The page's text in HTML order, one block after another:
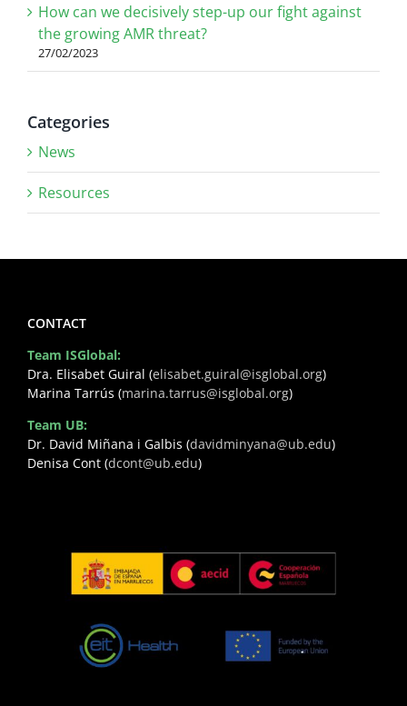
How can we decisively step-up our fight against
the growing AMR threat?
27/02/2023
Categories
News
Resources
CONTACT
Team ISGlobal:
Dra. Elisabet Guiral (elisabet.guiral@isglobal.org)
Marina Tarrús (marina.tarrus@isglobal.org)
Team UB:
Dr. David Miñana i Galbis (davidminyana@ub.edu)
Denisa Cont (dcont@ub.edu)